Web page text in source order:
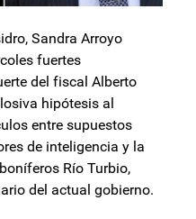
Sandra Arroyo
fuertes
del fiscal Alberto
hipótesis al
entre supuestos
de inteligencia y la
Río Turbio,
del actual gobierno.